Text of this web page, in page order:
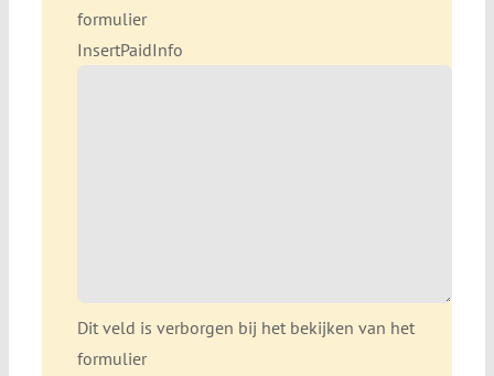
formulier
InsertPaidInfo
Dit veld is verborgen bij het bekijken van het
formulier